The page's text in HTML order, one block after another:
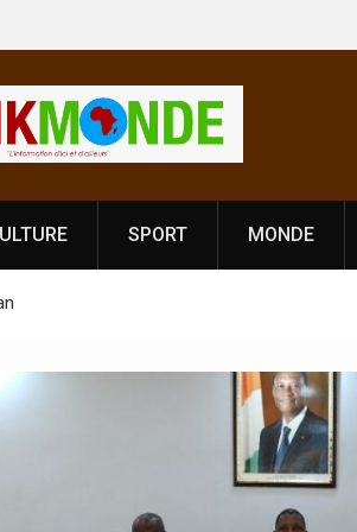
Côte d’Ivoire, l’opérateur culturel
prononce
SPORT MONDE